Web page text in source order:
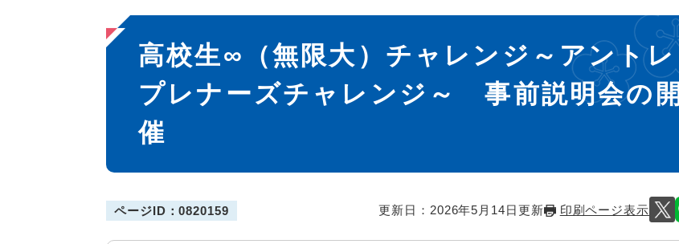
本
文
高校生∞（無限大）チャレンジ～アントレ
プレナーズチャレンジ～ 事前説明会の開
催
ページID：0820159 更新日：2026年5月14日更新 印刷ページ表示